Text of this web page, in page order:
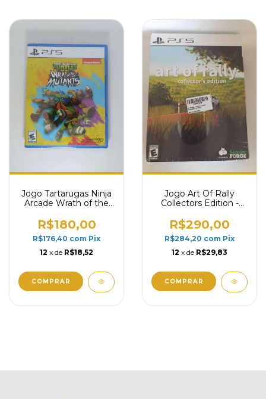
Jogo Tartarugas Ninja
Arcade Wrath of the
R$180,00
R$176,40 com Pix
12 x de R$18,52
Jogo Art Of Rally
Collectors Edition -
R$290,00
R$284,20 com Pix
12 x de R$29,83